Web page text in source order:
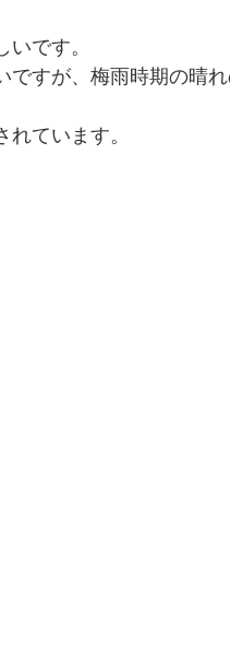
です。
すが、梅雨時期の晴
ています。